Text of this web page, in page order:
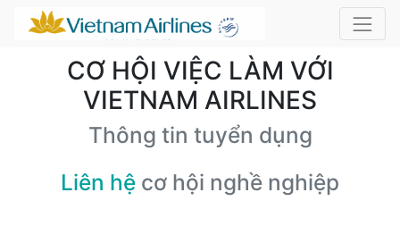
CƠ HỘI VIỆC LÀM VỚI
VIETNAM AIRLINES
Thông tin tuyển dụng
Liên hệ cơ hội nghề nghiệp